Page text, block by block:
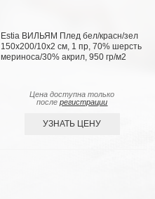
Estia ВИЛЬЯМ Плед бел/красн/зел
150х200/10х2 см, 1 пр, 70% шерсть
мериноса/30% акрил, 950 гр/м2
Цена доступна только
послерегистрации
УЗНАТЬ ЦЕНУ